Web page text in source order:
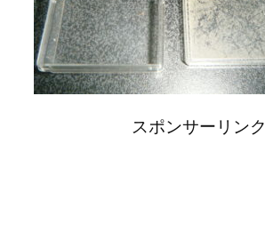
スポンサーリンク